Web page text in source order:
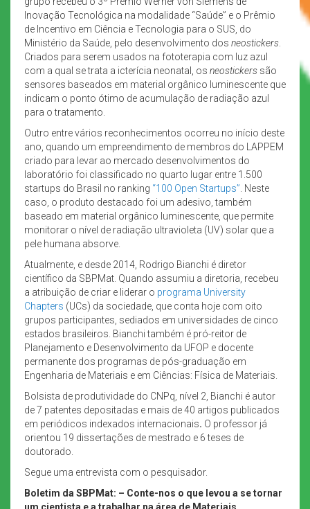
Inovação Tecnológica na modalidade “Saúde” e o Prêmio
de Incentivo em Ciência e Tecnologia para o SUS, do
Ministério da Saúde, pelo desenvolvimento dos neostickers
Criados para serem usados na fototerapia com luz azul
com a qual se trata a icterícia neonatal, os neostickers são
sensores baseados em material orgânico luminescente que
indicam o ponto ótimo de acumulação de radiação azul
para o tratamento.
Outro entre vários reconhecimentos ocorreu no início deste
ano, quando um empreendimento de membros do LAPPEM
criado para levar ao mercado desenvolvimentos do
laboratório foi classificado no quarto lugar entre 1.500
startups do Brasil no ranking “100 Open Startups” . Neste
caso, o produto destacado foi um adesivo, também
baseado em material orgânico luminescente, que permite
monitorar o nível de radiação ultravioleta (UV) solar que a
pele humana absorve.
Atualmente, e desde 2014, Rodrigo Bianchi é diretor
científico da SBPMat. Quando assumiu a diretoria, recebeu
a atribuição de criar e liderar o programa University
Chapters (UCs) da sociedade, que conta hoje com oito
grupos participantes, sediados em universidades de cinco
estados brasileiros. Bianchi também é pró-reitor de
Planejamento e Desenvolvimento da UFOP e docente
permanente dos programas de pós-graduação em
Engenharia de Materiais e em Ciências: Física de Materiais.
Bolsista de produtividade do CNPq, nível 2, Bianchi é autor
de 7 patentes depositadas e mais de 40 artigos publicados
em periódicos indexados internacionais. O professor já
orientou 19 dissertações de mestrado e 6 teses de
doutorado.
Segue uma entrevista com o pesquisador.
Boletim da SBPMat: – Conte-nos o que levou a se tornar